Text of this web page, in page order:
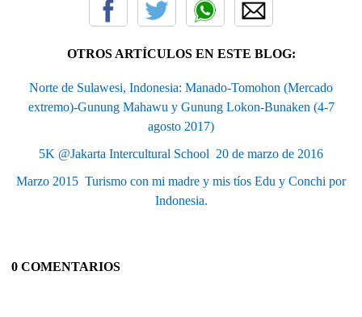
OTROS ARTÍCULOS EN ESTE BLOG:
Norte de Sulawesi, Indonesia: Manado-Tomohon (Mercado
extremo)-Gunung Mahawu y Gunung Lokon-Bunaken (4-7
agosto 2017)
5K @Jakarta Intercultural School  20 de marzo de 2016
Marzo 2015  Turismo con mi madre y mis tíos Edu y Conchi por
Indonesia.
0 COMENTARIOS